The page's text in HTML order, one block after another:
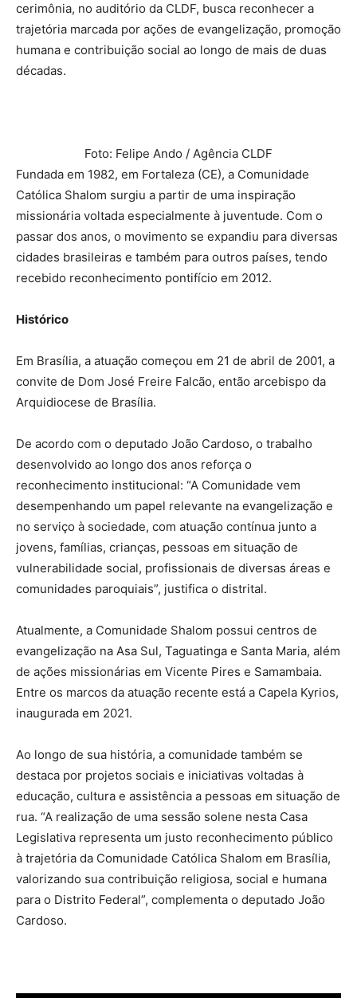
cerimônia, no auditório da CLDF, busca reconhecer a
trajetória marcada por ações de evangelização, promoção
humana e contribuição social ao longo de mais de duas
décadas.
Foto: Felipe Ando / Agência CLDF
Fundada em 1982, em Fortaleza (CE), a Comunidade
Católica Shalom surgiu a partir de uma inspiração
missionária voltada especialmente à juventude. Com o
passar dos anos, o movimento se expandiu para diversas
cidades brasileiras e também para outros países, tendo
recebido reconhecimento pontifício em 2012.
Histórico
Em Brasília, a atuação começou em 21 de abril de 2001, a
convite de Dom José Freire Falcão, então arcebispo da
Arquidiocese de Brasília.
De acordo com o deputado João Cardoso, o trabalho
desenvolvido ao longo dos anos reforça o
reconhecimento institucional: “A Comunidade vem
desempenhando um papel relevante na evangelização e
no serviço à sociedade, com atuação contínua junto a
jovens, famílias, crianças, pessoas em situação de
vulnerabilidade social, profissionais de diversas áreas e
comunidades paroquiais”, justifica o distrital.
Atualmente, a Comunidade Shalom possui centros de
evangelização na Asa Sul, Taguatinga e Santa Maria, além
de ações missionárias em Vicente Pires e Samambaia.
Entre os marcos da atuação recente está a Capela Kyrios,
inaugurada em 2021.
Ao longo de sua história, a comunidade também se
destaca por projetos sociais e iniciativas voltadas à
educação, cultura e assistência a pessoas em situação de
rua. “A realização de uma sessão solene nesta Casa
Legislativa representa um justo reconhecimento público
à trajetória da Comunidade Católica Shalom em Brasília,
valorizando sua contribuição religiosa, social e humana
para o Distrito Federal”, complementa o deputado João
Cardoso.